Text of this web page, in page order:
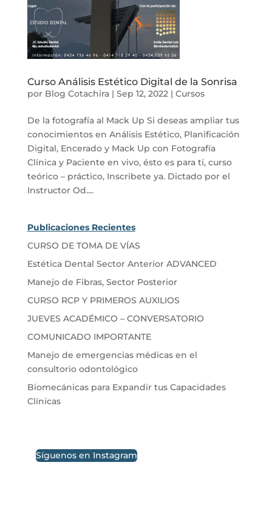
Curso Análisis Estético Digital de la Sonrisa
por Blog Cotachira| Sep 12, 2022| Cursos
De la fotografía al Mack Up Si deseas ampliar tus
conocimientos en Análisis Estético, Planificación
Digital, Encerado y Mack Up con Fotografía
Clínica y Paciente en vivo, ésto es para tí, curso
teórico – práctico, Inscribete ya. Dictado por el
Instructor Od....
Publicaciones Recientes
CURSO DE TOMA DE VÍAS
Estética Dental Sector Anterior ADVANCED
Manejo de Fibras, Sector Posterior
CURSO RCP Y PRIMEROS AUXILIOS
JUEVES ACADÉMICO – CONVERSATORIO
COMUNICADO IMPORTANTE
Manejo de emergencias médicas en el
consultorio odontológico
Biomecánicas para Expandir tus Capacidades
Clínicas
Síguenos en Instagram